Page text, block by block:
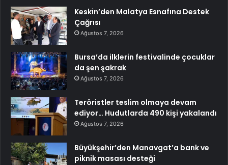
Keskin’den Malatya Esnafına Destek
Çağrısı
Ağustos 7, 2026
Bursa’da ilklerin festivalinde çocuklar
da şen şakrak
Ağustos 7, 2026
Teröristler teslim olmaya devam
ediyor… Hudutlarda 490 kişi yakalandı
Ağustos 7, 2026
Büyükşehir’den Manavgat’a bank ve
piknik masası desteği